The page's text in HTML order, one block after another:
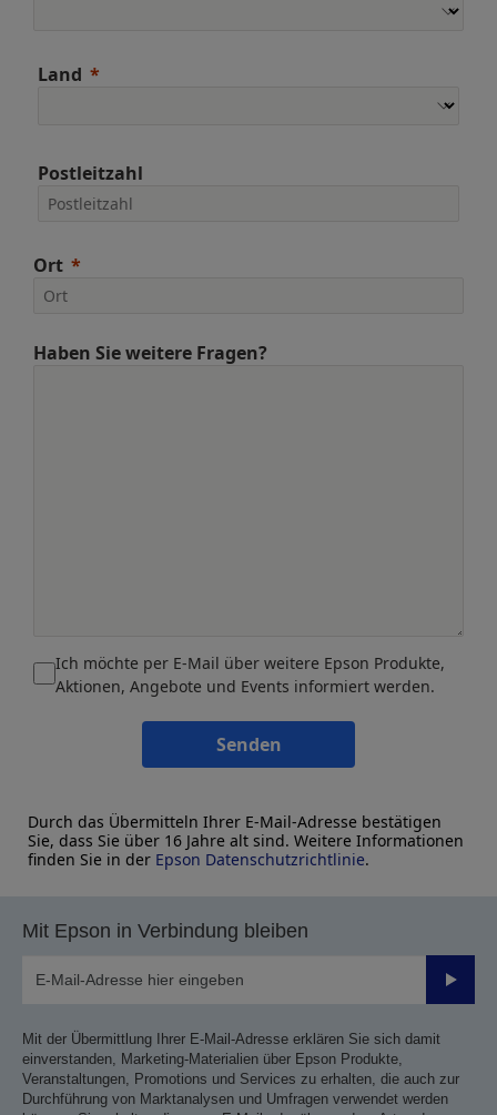
Land
Postleitzahl
Ort
Haben Sie weitere Fragen?
Ich möchte per E-Mail über weitere Epson Produkte,
Aktionen, Angebote und Events informiert werden.
Senden
Durch das Übermitteln Ihrer E-Mail-Adresse bestätigen
Sie, dass Sie über 16 Jahre alt sind. Weitere Informationen
finden Sie in der Epson Datenschutzrichtlinie.
Mit Epson in Verbindung bleiben
Mit der Übermittlung Ihrer E-Mail-Adresse erklären Sie sich damit
einverstanden, Marketing-Materialien über Epson Produkte,
Veranstaltungen, Promotions und Services zu erhalten, die auch zur
Durchführung von Marktanalysen und Umfragen verwendet werden